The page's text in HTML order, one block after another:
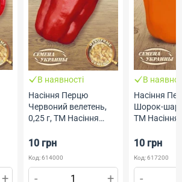
+
В наявності
Насіння Перцю
Червоний велетень,
0,25 г, ТМ Насіння
10 грн
Код: 614000
- +
В
Насіння
Шорок-
ТМ Насіння
10 грн
Код: 617200
-